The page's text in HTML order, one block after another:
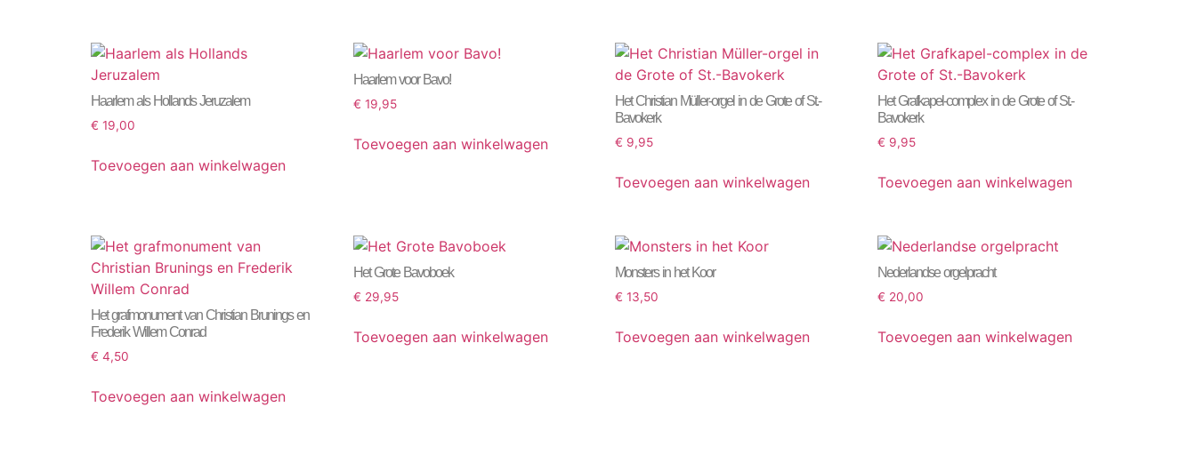
Haarlem als Hollands Jeruzalem
€ 19,00
Toevoegen aan winkelwagen
Haarlem voor Bavo!
€ 19,95
Toevoegen aan winkelwagen
Het Christian Müller-orgel in de Grote of St.-
Bavokerk
€ 9,95
Toevoegen aan winkelwagen
Het Grafkapel-complex in de Grote of St.-
Bavokerk
€ 9,95
Toevoegen aan winkelwagen
Het grafmonument van Christian Brunings en
Frederik Willem Conrad
€ 4,50
Toevoegen aan winkelwagen
Het Grote Bavoboek
€ 29,95
Toevoegen aan winkelwagen
Monsters in het Koor
€ 13,50
Toevoegen aan winkelwagen
Nederlandse orgelpracht
€ 20,00
Toevoegen aan winkelwagen